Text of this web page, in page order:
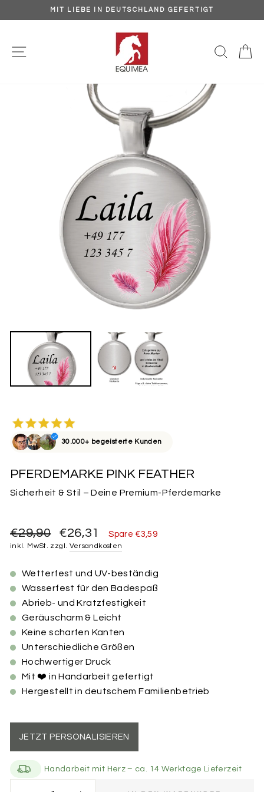
Pause
Diashow
MIT LIEBE IN DEUTSCHLAND GEFERTIGT
SEITENNAVIGATION
30.000+ begeisterte Kunden
PFERDEMARKE PINK FEATHER
Sicherheit & Stil – Deine Premium-Pferdemarke
Normaler
Preis
€29,90 Sonderpreis
€26,31 Spare €3,59
inkl. MwSt. zzgl. Versandkosten
Wetterfest und UV-beständig
Wasserfest für den Badespaß
Abrieb- und Kratzfestigkeit
Geräuscharm & Leicht
Keine scharfen Kanten
Unterschiedliche Größen
Hochwertiger Druck
Mit ❤️ in Handarbeit gefertigt
Hergestellt in deutschem Familienbetrieb
JETZT PERSONALISIEREN
Handarbeit mit Herz – ca. 14 Werktage Lieferzeit